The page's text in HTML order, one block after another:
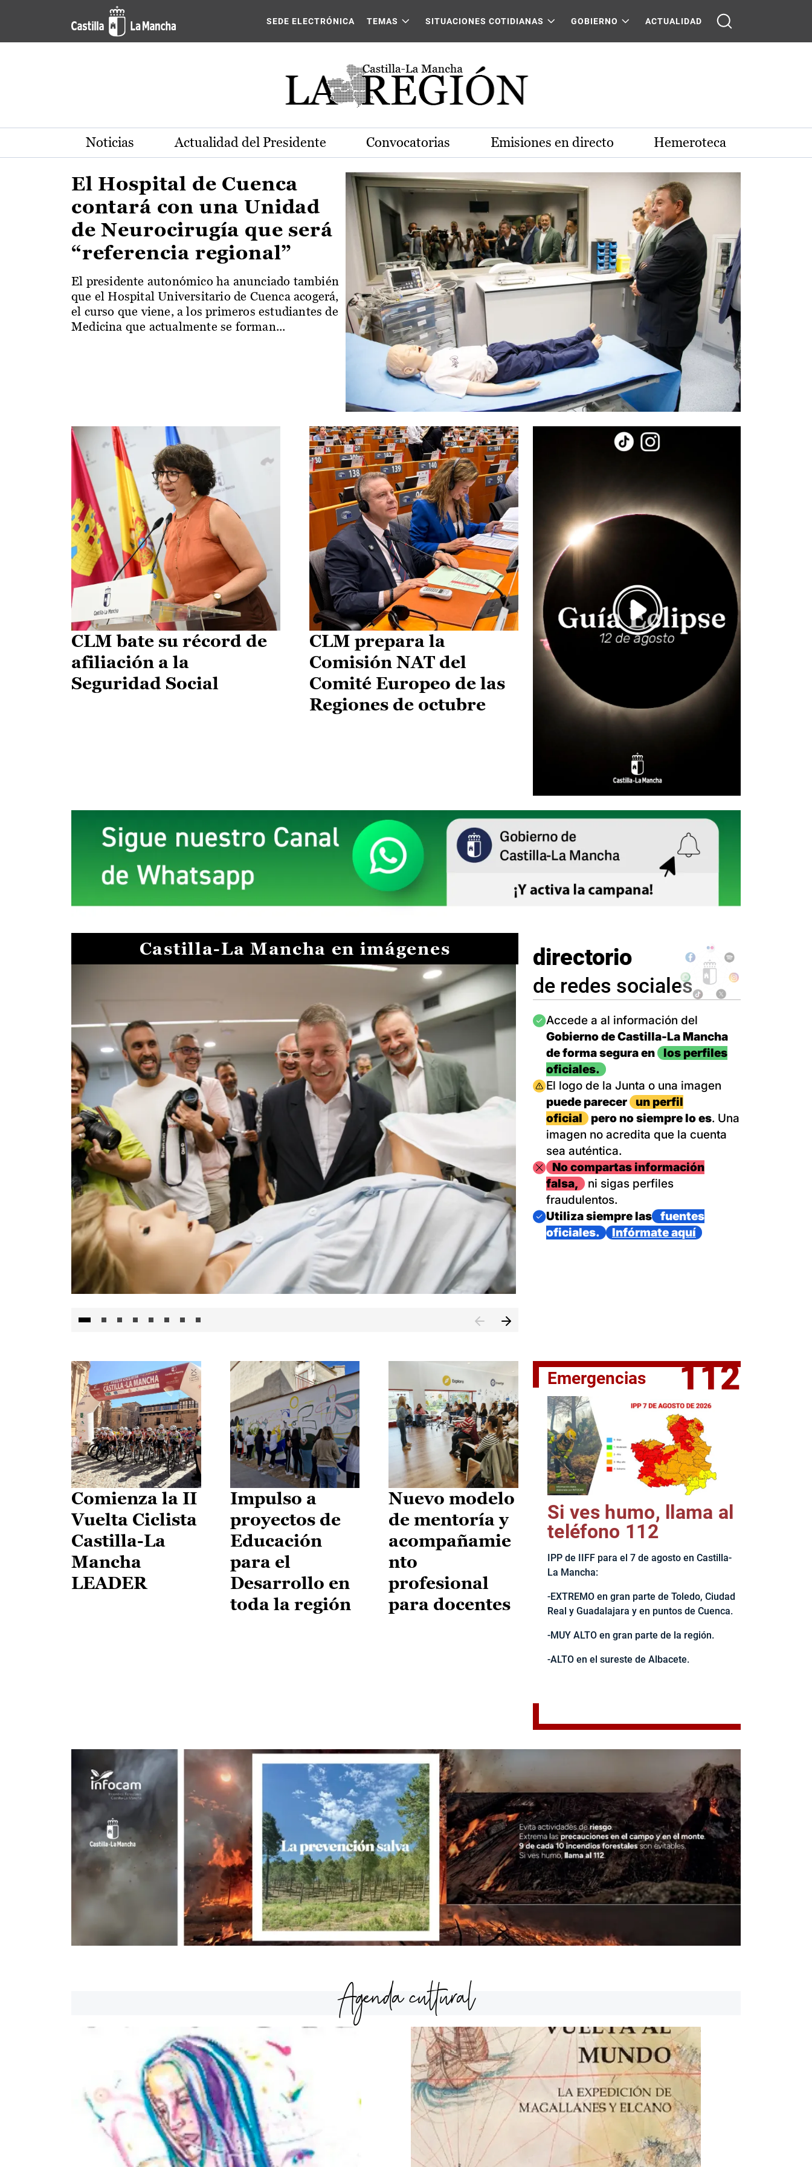
Pasar al contenido principal
Actualidad de la región de Castilla-La Mancha
SEDE ELECTRÓNICA TEMAS SITUACIONES COTIDIANAS GOBIERNO ACTUALIDAD
Noticias Actualidad del Presidente Convocatorias Emisiones en directo Hemeroteca
El Hospital de Cuenca
contará con una Unidad
de Neurocirugía que será
“referencia regional”
El presidente autonómico ha anunciado también
que el Hospital Universitario de Cuenca acogerá,
el curso que viene, a los primeros estudiantes de
Medicina que actualmente se forman...
CLM bate su récord de
afiliación a la
Seguridad Social
CLM prepara la
Comisión NAT del
Comité Europeo de las
Regiones de octubre
Castilla-La Mancha en imágenes
El jefe del Ejecutivo castellanomanchego, Emiliano García-
directorio
de redes sociales
Imagen
Accede a al información del
Gobierno de Castilla-La Mancha
de forma segura en
los perfiles
oficiales.
Imagen
El logo de la Junta o una imagen
puede parecer
un perfil
oficial
pero no siempre lo es. Una
imagen no acredita que la cuenta
sea auténtica.
ImagenNo compartas información
falsa,
ni sigas perfiles
fraudulentos.
Imagen
Utiliza siempre las
fuentes
oficiales.
Infórmate aquí
Comienza la II
Vuelta Ciclista
Castilla-La
Mancha
LEADER
Impulso a
proyectos de
Educación
para el
Desarrollo en
toda la región
Nuevo modelo
de mentoría y
acompañamie
nto
profesional
para docentes
Emergencias 112
Si ves humo, llama al
teléfono 112
IPP de IIFF para el 7 de agosto en Castilla-
La Mancha:
-EXTREMO en gran parte de Toledo, Ciudad
Real y Guadalajara y en puntos de Cuenca.
-MUY ALTO en gran parte de la región.
-ALTO en el sureste de Albacete.
Agenda cultural